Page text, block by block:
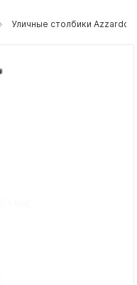
Уличные столбики Azzardo